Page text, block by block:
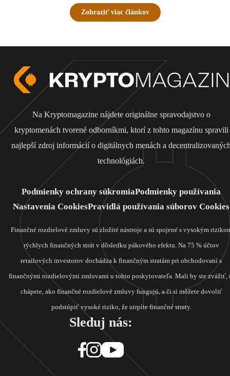
Zobraziť viac článkov
Na Kryptomagazine nájdete originálne spravodajstvo o
kryptomenách tvorené odborníkmi, ktorí z tohto magazínu spravili
najlepší zdroj informácií o digitálnych menách a
technológiách.
Podmienky ochrany súkromiaPodmienky používania
Nastavenia CookiesPravidlá používania súborov Cookies
Finančné rozdielové zmluvy sú zložité nástroje a sú spojené s vysokým
rýchlych finančných strát v dôsledku pákového efektu. Na 75 % účtov
retailových investorov dochádza k finančným stratám pri obchodovaní s
finančnými rozdielovými zmluvami u tohto poskytovateľa. Mali by ste zvážiť,
chápete, ako finančné rozdielové zmluvy fungujú, a či si môžete dovoliť
podstúpiť vysoké riziko, že utrpíte finančné straty.
Sleduj nás: